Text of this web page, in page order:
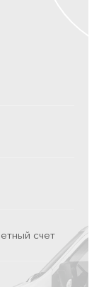
счет